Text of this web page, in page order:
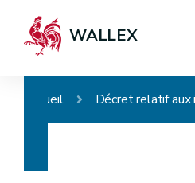
WALLEX
Accueil